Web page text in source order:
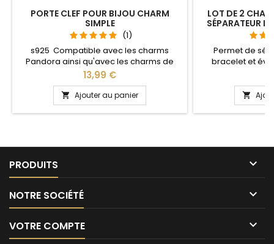
PORTE CLEF POUR BIJOU CHARM
SIMPLE
(1)
s925 Compatible avec les charms
Pandora ainsi qu'avec les charms de
notre site idéal pour : Noël, Saint Valentin,
anniversaire, anniversaire de mariage
L'ouverture pour les charms se fait au
niveau de la boule
Prix
13,99 €
 Ajouter au panier
LOT DE 2
SÉPARATEUR
Permet de
bracelet et
Gnoce et les
site idéal pour
anniversaire,

PRODUITS 
NOTRE SOCIÉTÉ 
VOTRE COMPTE 